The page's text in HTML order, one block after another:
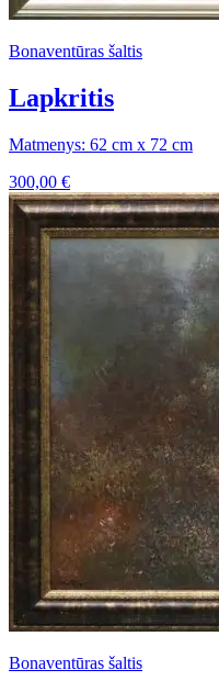
Bonaventūras šaltis
Lapkritis
Matmenys: 62 cm x 72 cm
300,00 €
Bonaventūras šaltis